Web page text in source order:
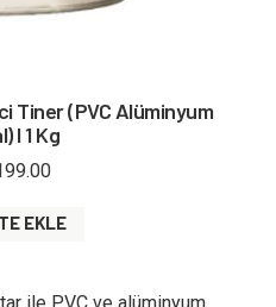
Tiner (PVC Alüminyum
I 1 Kg
EKLE